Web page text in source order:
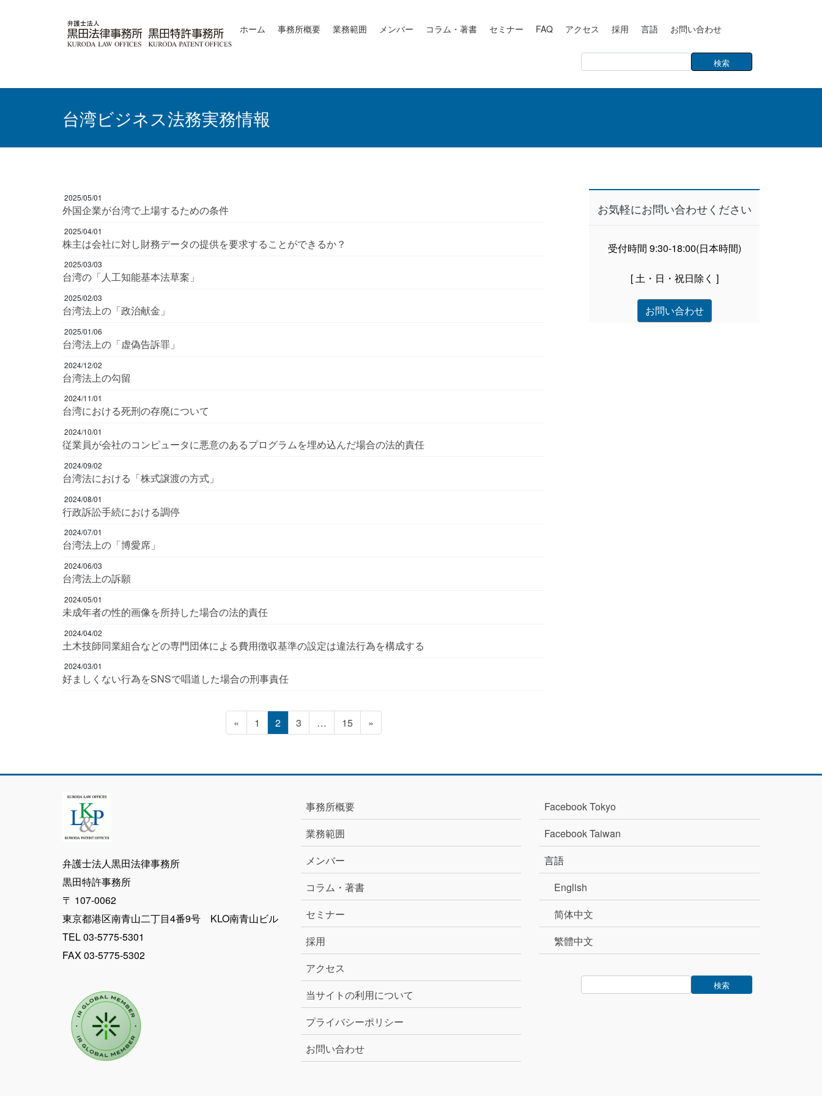
ホーム 事務所概要 業務範囲 メンバー コラム・著書 セミナー FAQ アクセス 採用 言語 お問い合わせ
台湾ビジネス法務実務情報
2025/05/01
外国企業が台湾で上場するための条件
2025/04/01
株主は会社に対し財務データの提供を要求することができるか？
2025/03/03
台湾の「人工知能基本法草案」
2025/02/03
台湾法上の「政治献金」
2025/01/06
台湾法上の「虚偽告訴罪」
2024/12/02
台湾法上の勾留
2024/11/01
台湾における死刑の存廃について
2024/10/01
従業員が会社のコンピュータに悪意のあるプログラムを埋め込んだ場合の法的責任
2024/09/02
台湾法における「株式譲渡の方式」
2024/08/01
行政訴訟手続における調停
2024/07/01
台湾法上の「博愛席」
2024/06/03
台湾法上の訴願
2024/05/01
未成年者の性的画像を所持した場合の法的責任
2024/04/02
土木技師同業組合などの専門団体による費用徴収基準の設定は違法行為を構成する
2024/03/01
好ましくない行為をSNSで唱道した場合の刑事責任
の
ペ
ー
ジ
送
り
«
固
定
1
固
定
2
固
定
3 …
固
定
15 »
お気軽にお問い合わせください
受付時間 9:30-18:00(日本時間)
[ 土・日・祝日除く ]
お問い合わせ
弁護士法人黒田法律事務所
黒田特許事務所
〒 107-0062
東京都港区南青山二丁目4番9号 KLO南青山ビル
TEL 03-5775-5301
FAX 03-5775-5302
事務所概要
業務範囲
メンバー
コラム・著書
セミナー
採用
アクセス
当サイトの利用について
プライバシーポリシー
お問い合わせ
Facebook Tokyo
Facebook Taiwan
言語
English
简体中文
繁體中文